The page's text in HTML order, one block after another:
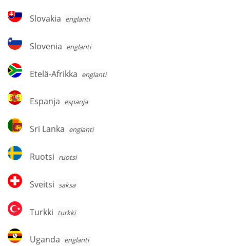
Slovakia
Slovakia englanti
Slovenia
Slovenia englanti
Etelä-
Afrikka
Etelä-Afrikka englanti
Espanja
Espanja espanja
Sri
Lanka
Sri Lanka englanti
Ruotsi
Ruotsi ruotsi
Sveitsi
Sveitsi saksa
Turkki
Turkki turkki
Uganda
Uganda englanti